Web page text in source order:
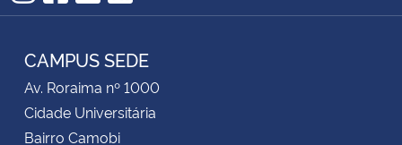
Instagram
Facebook
Twitter
RSS
CAMPUS SEDE
Av. Roraima nº 1000
Cidade Universitária
Bairro Camobi